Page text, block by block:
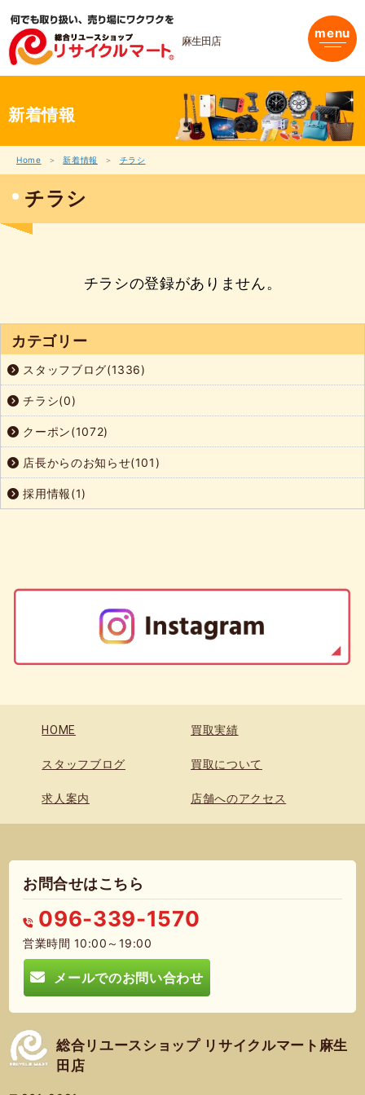
ス
麻生田店 menu
新着情報
Home 新着情報 チラシ
チラシ
チラシの登録がありません。
カテゴリー
スタッフブログ(1336)
チラシ(0)
クーポン(1072)
店長からのお知らせ(101)
採用情報(1)
HOME 買取実績
スタッフブログ 買取について
求人案内 店舗へのアクセス
お問合せはこちら
096-339-1570
営業時間 10:00～19:00
メールでのお問い合わせ
総合リユースショップ リサイクルマート麻生
田店